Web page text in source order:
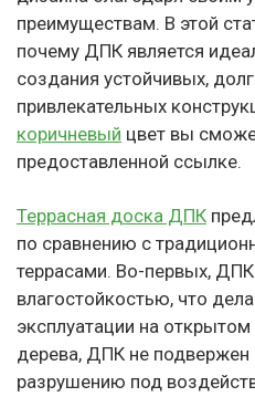
преимуществам. В этой
почему ДПК является
создания устойчивых,
привлекательных
коричневый цвет вы
предоставленной ссылке.
Террасная доска ДПК
по сравнению с
террасами. Во-первых,
влагостойкостью, что
эксплуатации на
дерева, ДПК не подвержен
разрушению под